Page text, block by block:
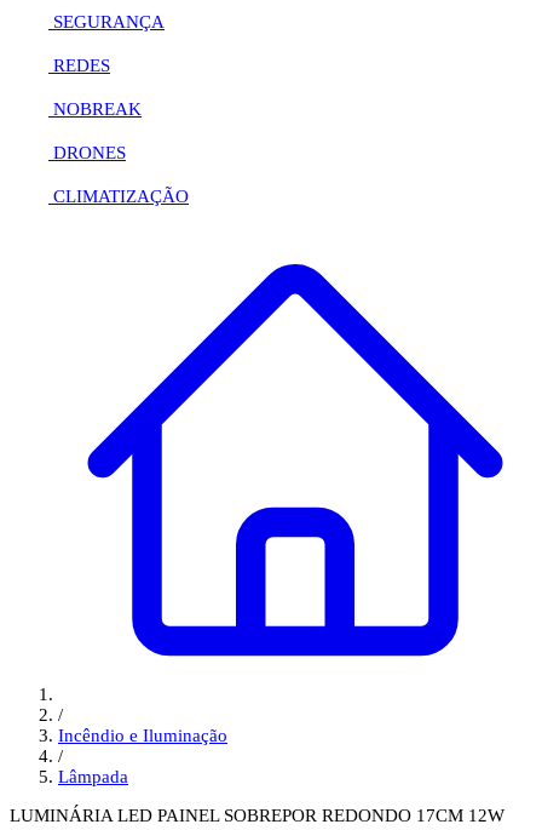
SEGURANÇA
REDES
NOBREAK
DRONES
CLIMATIZAÇÃO
/
Incêndio e Iluminação
/
Lâmpada
LUMINÁRIA LED PAINEL SOBREPOR REDONDO 17CM 12W